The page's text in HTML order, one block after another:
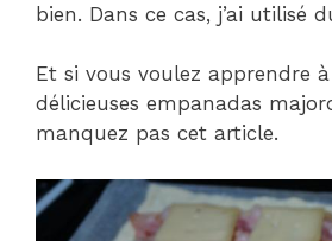
bien. Dans ce cas, j’ai utilisé
Et si vous voulez apprendre
délicieuses empanadas
manquez pas cet article.